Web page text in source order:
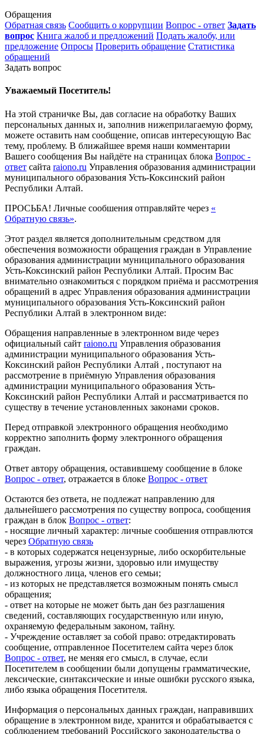
Обращения
Обратная связь Сообщить о коррупции Вопрос - ответ Задать
вопрос Книга жалоб и предложений Подать жалобу, или
предложение Опросы Проверить обращение Статистика
обращений
Задать вопрос
Уважаемый Посетитель!
На этой страничке Вы, дав согласие на обработку Ваших
персональных данных и, заполнив нижеприлагаемую форму,
можете оставить нам сообщение, описав интересующую Вас
тему, проблему. В ближайшее время наши комментарии
Вашего сообщения Вы найдёте на страницах блока Вопрос -
ответ сайта raiono.ru Управления образования администрации
муниципального образования Усть-Коксинский район
Республики Алтай.
ПРОСЬБА! Личные сообшения отправляйте через «
Обратную связь».
Этот раздел является дополнительным средством для
обеспечения возможности обращения граждан в Управление
образования администрации муниципального образования
Усть-Коксинский район Республики Алтай. Просим Вас
внимательно ознакомиться с порядком приёма и рассмотрения
обращений в адрес Управления образования администрации
муниципального образования Усть-Коксинский район
Республики Алтай в электронном виде:
Обращения направленные в электронном виде через
официальный сайт raiono.ru Управления образования
администрации муниципального образования Усть-
Коксинский район Республики Алтай , поступают на
рассмотрение в приёмную Управления образования
администрации муниципального образования Усть-
Коксинский район Республики Алтай и рассматривается по
существу в течение установленных законами сроков.
Перед отправкой электронного обращения необходимо
корректно заполнить форму электронного обращения
граждан.
Ответ автору обращения, оставившему сообщение в блоке
Вопрос - ответ, отражается в блоке Вопрос - ответ
Остаются без ответа, не подлежат направлению для
дальнейшего рассмотрения по существу вопроса, сообщения
граждан в блок Вопрос - ответ:
- носящие личный характер: личные сообшения отправлются
через Обратную связь
- в которых содержатся нецензурные, либо оскорбительные
выражения, угрозы жизни, здоровью или имуществу
должностного лица, членов его семьи;
- из которых не представляется возможным понять смысл
обращения;
- ответ на которые не может быть дан без разглашения
сведений, составляющих государственную или иную,
охраняемую федеральным законом, тайну.
- Учреждение оставляет за собой право: отредактировать
сообщение, отправленное Посетителем сайта через блок
Вопрос - ответ, не меняя его смысл, в случае, если
Посетителем в сообщении были допущены грамматические,
лексические, синтаксические и иные ошибки русского языка,
либо языка обращения Посетителя.
Информация о персональных данных граждан, направивших
обращение в электронном виде, хранится и обрабатывается с
соблюдением требований Российского законодательства о